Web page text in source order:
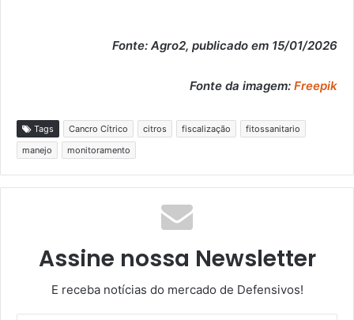
Fonte: Agro2, publicado em 15/01/2026
Fonte da imagem: Freepik
Tags Cancro Cítrico citros fiscalização
fitossanitario
manejo
monitoramento
Assine nossa Newsletter
E receba notícias do mercado de Defensivos!